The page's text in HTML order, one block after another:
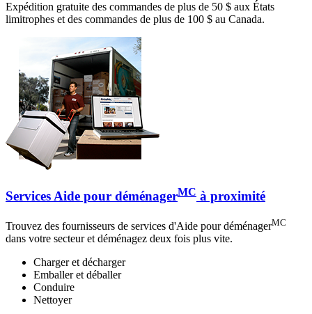
Expédition gratuite des commandes de plus de 50 $ aux États
limitrophes et des commandes de plus de 100 $ au Canada.
Services Aide pour déménagerMC à proximité
Trouvez des fournisseurs de services d'Aide pour déménagerMC
dans votre secteur et déménagez deux fois plus vite.
Charger et décharger
Emballer et déballer
Conduire
Nettoyer